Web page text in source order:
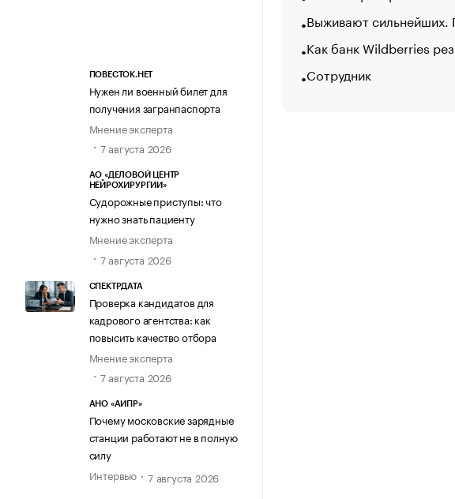
ПОВЕСТОК.НЕТ
Нужен ли военный билет для
получения загранпаспорта
Мнение эксперта
7 августа 2026
АО «ДЕЛОВОЙ ЦЕНТР
НЕЙРОХИРУРГИИ»
Судорожные приступы: что
нужно знать пациенту
Мнение эксперта
7 августа 2026
СПЕКТРДАТА
Проверка кандидатов для
кадрового агентства: как
повысить качество отбора
Мнение эксперта
7 августа 2026
АНО «АИПР»
Почему московские зарядные
станции работают не в полную
силу
Интервью
7 августа 2026
Выживают сильнейших.
Как банк Wildberries
Сотрудник